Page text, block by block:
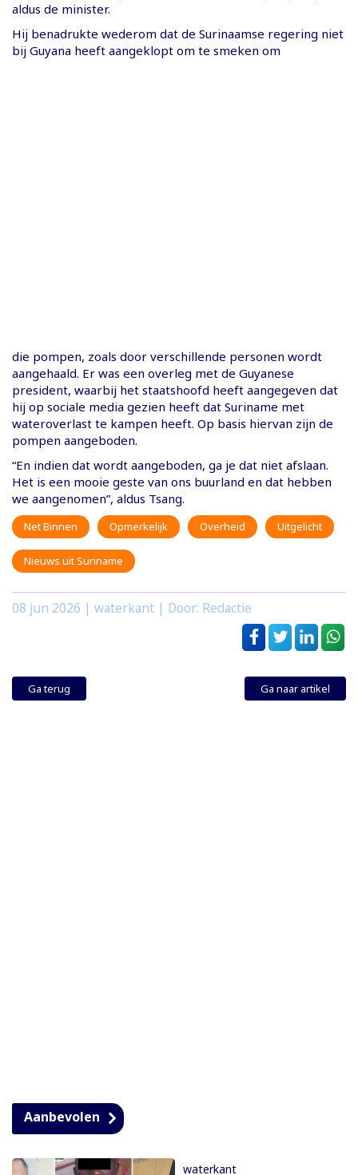
aldus de minister.
Hij benadrukte wederom dat de Surinaamse regering niet
bij Guyana heeft aangeklopt om te smeken om
die pompen, zoals door verschillende personen wordt
aangehaald. Er was een overleg met de Guyanese
president, waarbij het staatshoofd heeft aangegeven dat
hij op sociale media gezien heeft dat Suriname met
wateroverlast te kampen heeft. Op basis hiervan zijn de
pompen aangeboden.
“En indien dat wordt aangeboden, ga je dat niet afslaan.
Het is een mooie geste van ons buurland en dat hebben
we aangenomen”, aldus Tsang.
Net Binnen Opmerkelijk Overheid Uitgelicht
Nieuws uit Suriname
08 jun 2026 | waterkant | Door: Redactie
Ga terug Ga naar artikel
Aanbevolen
waterkant